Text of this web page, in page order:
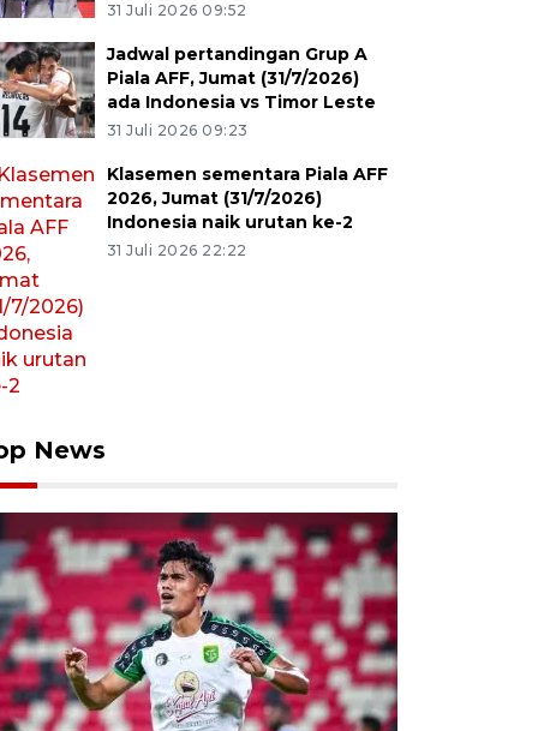
31 Juli 2026 09:52
Jadwal pertandingan Grup A
Piala AFF, Jumat (31/7/2026)
ada Indonesia vs Timor Leste
31 Juli 2026 09:23
Klasemen sementara Piala AFF
2026, Jumat (31/7/2026)
Indonesia naik urutan ke-2
31 Juli 2026 22:22
News